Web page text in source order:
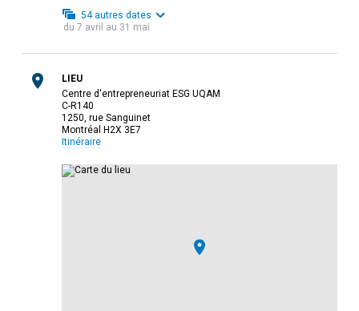
54 autres dates
du 7 avril au 31 mai
LIEU
Centre d'entrepreneuriat ESG UQAM
C-R140
1250, rue Sanguinet
Montréal H2X 3E7
Itinéraire